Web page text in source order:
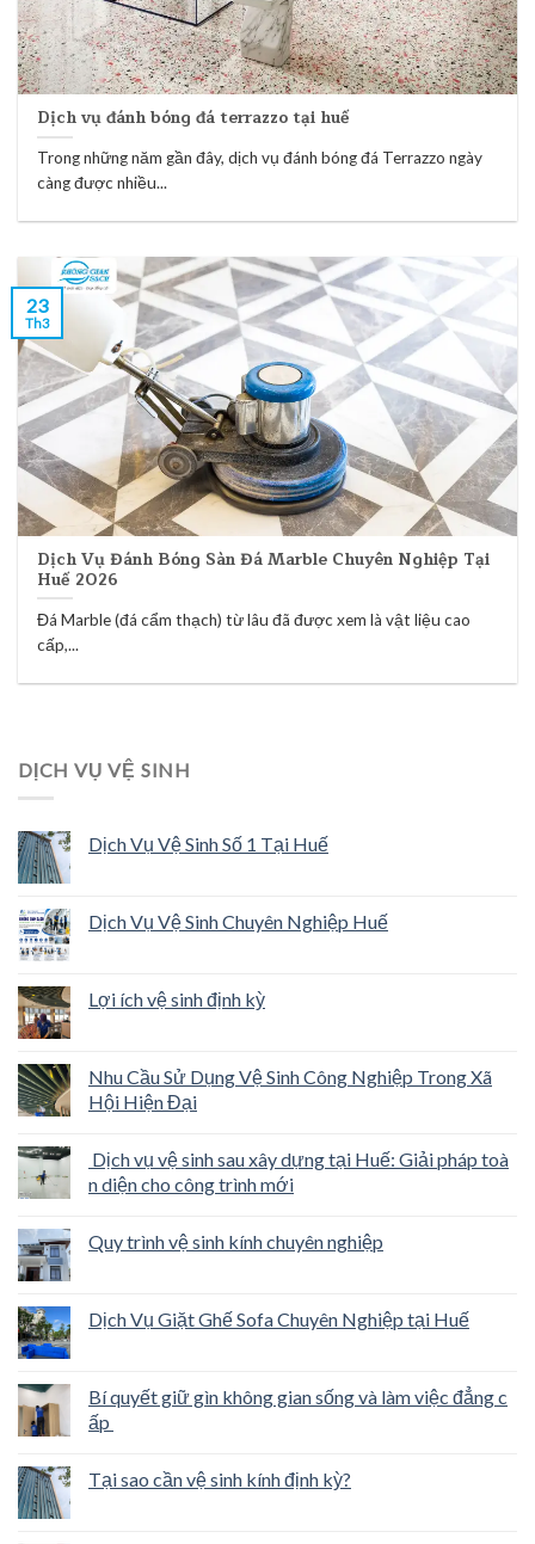
Dịch vụ đánh bóng đá terrazzo tại huế
Trong những năm gần đây, dịch vụ đánh bóng đá Terrazzo ngày
càng được nhiều...
Dịch Vụ Đánh Bóng Sàn Đá Marble Chuyên Nghiệp Tại
Huế 2026
Đá Marble (đá cẩm thạch) từ lâu đã được xem là vật liệu cao
cấp,...
23
Th3
DỊCH VỤ VỆ SINH
Dịch Vụ Vệ Sinh Số 1 Tại Huế
Dịch Vụ Vệ Sinh Chuyên Nghiệp Huế
Lợi ích vệ sinh định kỳ
Nhu Cầu Sử Dụng Vệ Sinh Công Nghiệp Trong Xã
Hội Hiện Đại
Dịch vụ vệ sinh sau xây dựng tại Huế: Giải pháp toà
n diện cho công trình mới
Quy trình vệ sinh kính chuyên nghiệp
Dịch Vụ Giặt Ghế Sofa Chuyên Nghiệp tại Huế
Bí quyết giữ gìn không gian sống và làm việc đẳng c
ấp
Tại sao cần vệ sinh kính định kỳ?